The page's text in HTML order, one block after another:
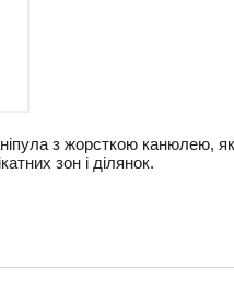
з жорсткою канюлею,
зон і ділянок.